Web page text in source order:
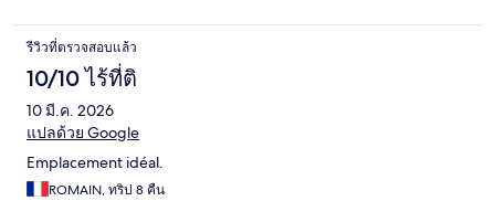
รีวิวที่ตรวจสอบแล้ว
10/10 ไร้ที่ติ
10 มี.ค. 2026
แปลด้วย Google
Emplacement idéal.
ROMAIN, ทริป 8 คืน